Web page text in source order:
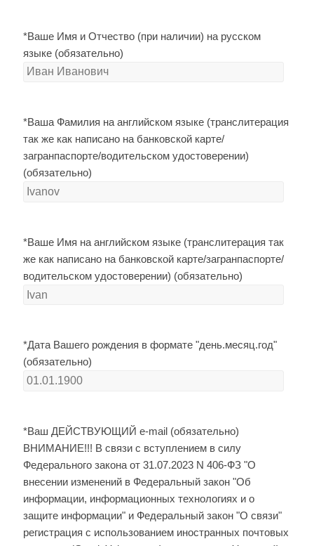
*Ваше Имя и Отчество (при наличии) на русском
языке (обязательно)
*Ваша Фамилия на английском языке (транслитерация
так же как написано на банковской карте/
загранпаспорте/водительском удостоверении)
(обязательно)
*Ваше Имя на английском языке (транслитерация так
же как написано на банковской карте/загранпаспорте/
водительском удостоверении) (обязательно)
*Дата Вашего рождения в формате "день.месяц.год"
(обязательно)
*Ваш ДЕЙСТВУЮЩИЙ e-mail (обязательно)
ВНИМАНИЕ!!! В связи с вступлением в силу
Федерального закона от 31.07.2023 N 406-ФЗ "О
внесении изменений в Федеральный закон "Об
информации, информационных технологиях и о
защите информации" и Федеральный закон "О связи"
регистрация с использованием иностранных почтовых